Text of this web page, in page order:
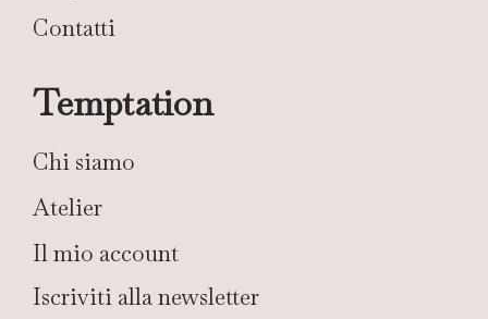
Contatti
Temptation
Chi siamo
Atelier
Il mio account
Iscriviti alla newsletter